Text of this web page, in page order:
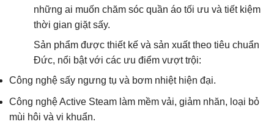
những ai muốn chăm sóc quần áo tối ưu và tiết kiệm
thời gian giặt sấy.
Sản phẩm được thiết kế và sản xuất theo tiêu chuẩn
Đức, nổi bật với các ưu điểm vượt trội:
Công nghệ sấy ngưng tụ và bơm nhiệt hiện đại.
Công nghệ Active Steam làm mềm vải, giảm nhăn, loại bỏ
mùi hôi và vi khuẩn.